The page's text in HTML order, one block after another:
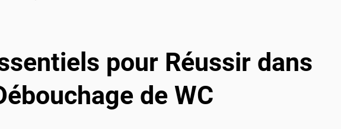
pour Réussir dans
de WC